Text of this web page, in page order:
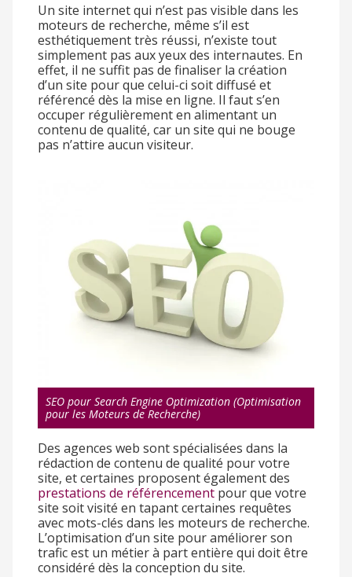
Un site internet qui n’est pas visible dans les
moteurs de recherche, même s’il est
esthétiquement très réussi, n’existe tout
simplement pas aux yeux des internautes. En
effet, il ne suffit pas de finaliser la création
d’un site pour que celui-ci soit diffusé et
référencé dès la mise en ligne. Il faut s’en
occuper régulièrement en alimentant un
contenu de qualité, car un site qui ne bouge
pas n’attire aucun visiteur.
SEO pour Search Engine Optimization (Optimisation
pour les Moteurs de Recherche)
Des agences web sont spécialisées dans la
rédaction de contenu de qualité pour votre
site, et certaines proposent également des
prestations de référencement pour que votre
site soit visité en tapant certaines requêtes
avec mots-clés dans les moteurs de recherche.
L’optimisation d’un site pour améliorer son
trafic est un métier à part entière qui doit être
considéré dès la conception du site.